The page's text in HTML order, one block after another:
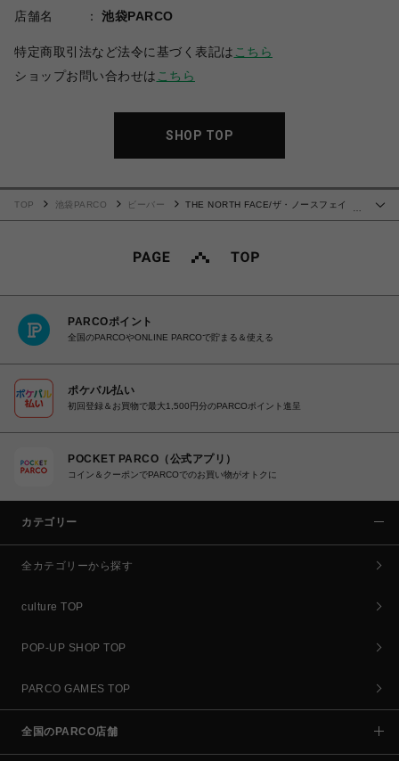
店舗名
池袋PARCO
特定商取引法など法令に基づく表記は こちら
ショップお問い合わせは こちら
SHOP TOP
TOP 池袋PARCO ビーバー
THE NORTH FACE/ザ・ノースフェイ
PARCOポイント
全国のPARCOやONLINE PARCOで貯まる＆使える
ポケパル払い
初回登録＆お買物で最大1,500円分のPARCOポイント進呈
POCKET PARCO（公式アプリ）
コイン＆クーポンでPARCOでのお買い物がオトクに
カテゴリー
全カテゴリーから探す
culture TOP
POP-UP SHOP TOP
PARCO GAMES TOP
全国のPARCO店舗